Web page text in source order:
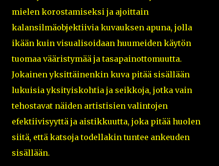
mielen korostamiseksi ja ajoittain
kalansilmäobjektiivia kuvauksen apuna, jolla
ikään kuin visualisoidaan huumeiden käytön
tuomaa vääristymää ja tasapainottomuutta.
Jokainen yksittäinenkin kuva pitää sisällään
lukuisia yksityiskohtia ja seikkoja, jotka vain
tehostavat näiden artistisien valintojen
efektiivisyyttä ja aistikkuutta, joka pitää huolen
siitä, että katsoja todellakin tuntee ankeuden
sisällään.